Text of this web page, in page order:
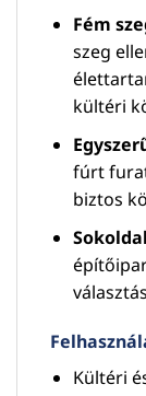
Fém
szeg
kültéri
fúrt
biztos
Kültéri